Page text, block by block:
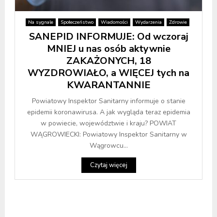
Na sygnale Społeczeństwo Wiadomości Wydarzenia Zdrowie
SANEPID INFORMUJE: Od wczoraj
MNIEJ u nas osób aktywnie
ZAKAŻONYCH, 18
WYZDROWIAŁO, a WIĘCEJ tych na
KWARANTANNIE
Powiatowy Inspektor Sanitarny informuje o stanie
epidemii koronawirusa. A jak wygląda teraz epidemia
w powiecie, województwie i kraju? POWIAT
WĄGROWIECKI: Powiatowy Inspektor Sanitarny w
Wągrowcu...
Czytaj więcej